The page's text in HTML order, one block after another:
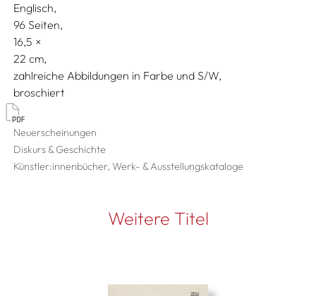
Englisch
96 Seiten,
16,5
22
zahlreiche Abbildungen in Farbe und S/W
broschiert
Neuerscheinungen
Diskurs & Geschichte
Künstler:innenbücher, Werk- & Ausstellungskataloge
Weitere Titel